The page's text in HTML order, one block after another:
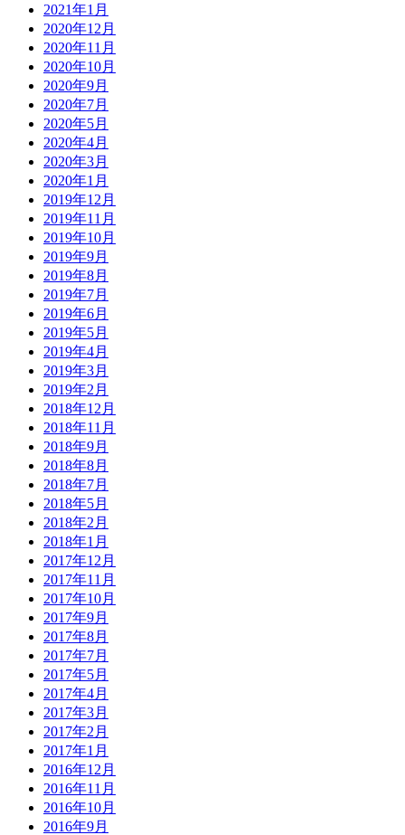
2021年1月
2020年12月
2020年11月
2020年10月
2020年9月
2020年7月
2020年5月
2020年4月
2020年3月
2020年1月
2019年12月
2019年11月
2019年10月
2019年9月
2019年8月
2019年7月
2019年6月
2019年5月
2019年4月
2019年3月
2019年2月
2018年12月
2018年11月
2018年9月
2018年8月
2018年7月
2018年5月
2018年2月
2018年1月
2017年12月
2017年11月
2017年10月
2017年9月
2017年8月
2017年7月
2017年5月
2017年4月
2017年3月
2017年2月
2017年1月
2016年12月
2016年11月
2016年10月
2016年9月